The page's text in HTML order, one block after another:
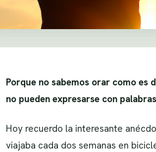
Porque no sabemos orar como es
no pueden expresarse con
Hoy recuerdo la interesante
viajaba cada dos semanas en